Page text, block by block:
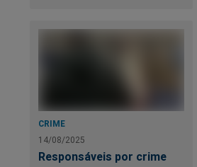
CRIME
14/08/2025
Responsáveis por crime